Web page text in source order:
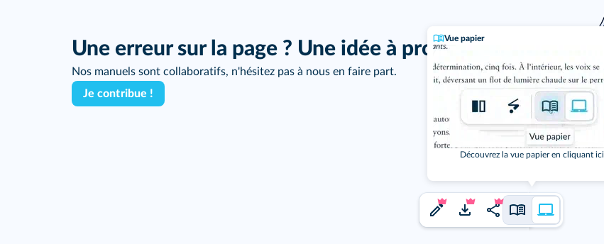
Vue papier
Découvrez la vue papier en cliquant ici
Une erreur sur la page ? Une idée à proposer ?
Nos manuels sont collaboratifs, n'hésitez pas à nous en faire part.
Je contribue !